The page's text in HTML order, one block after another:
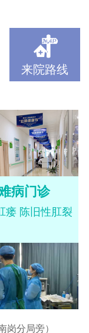
来院路线
病门诊
瘘 陈旧性肛裂
岗分局旁）